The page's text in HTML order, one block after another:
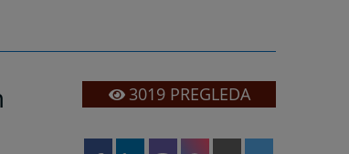
3019PREGLEDA